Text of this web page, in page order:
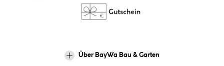
Über BayWa Bau & Garten